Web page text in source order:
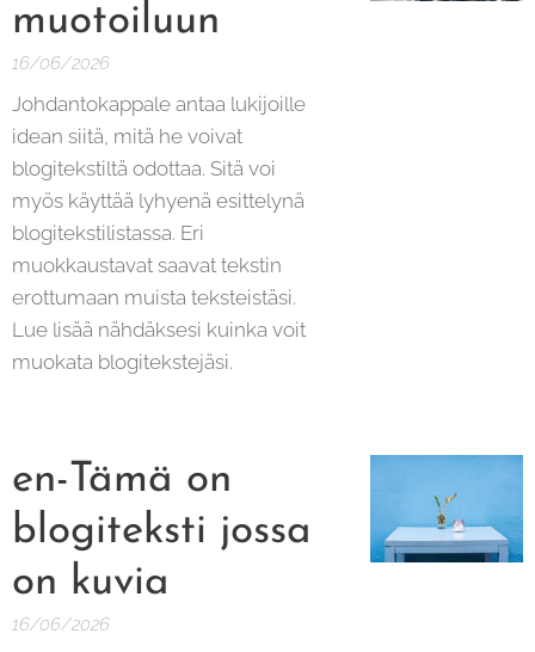
muotoiluun
16/06/2026
Johdantokappale antaa lukijoille
idean siitä, mitä he voivat
blogitekstiltä odottaa. Sitä voi
myös käyttää lyhyenä esittelynä
blogitekstilistassa. Eri
muokkaustavat saavat tekstin
erottumaan muista teksteistäsi.
Lue lisää nähdäksesi kuinka voit
muokata blogitekstejäsi.
en-Tämä on
blogiteksti jossa
on kuvia
16/06/2026